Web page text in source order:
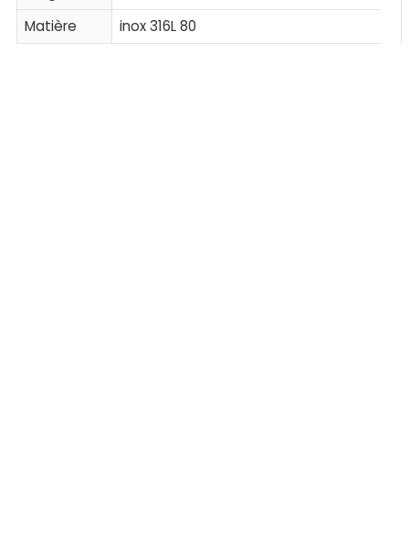
Matière
inox 316L 80